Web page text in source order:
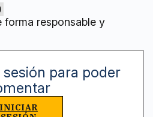
forma responsable y
sesión para poder
INICIAR